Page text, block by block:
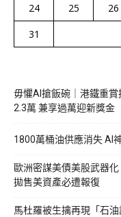
24
25 26
31
毋懼AI搶飯碗｜港鐵重
2.3萬 兼享過萬迎新獎金
1800萬桶油供應消失 AI
歐洲密謀美債美股武器化
拋售美資產必遭報復
馬杜羅被生擒再現「石